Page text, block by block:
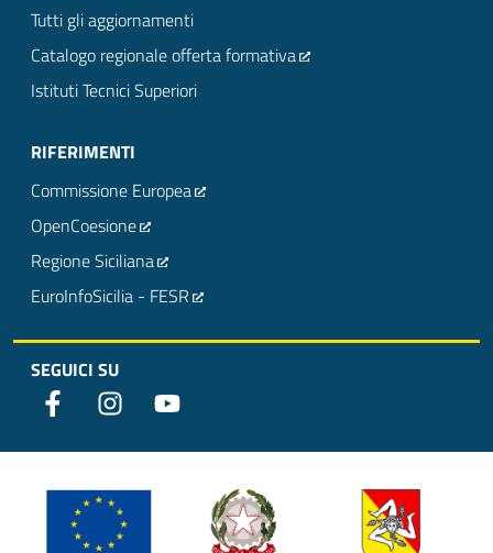
Tutti gli aggiornamenti
Catalogo regionale offerta formativa
Istituti Tecnici Superiori
RIFERIMENTI
Commissione Europea
OpenCoesione
Regione Siciliana
EuroInfoSicilia - FESR
SEGUICI SU